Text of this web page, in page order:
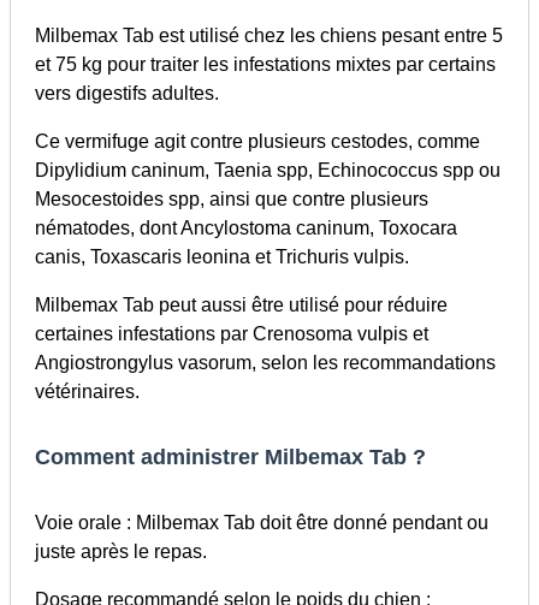
Milbemax Tab est utilisé chez les chiens pesant entre 5
et 75 kg pour traiter les infestations mixtes par certains
vers digestifs adultes.
Ce vermifuge agit contre plusieurs cestodes, comme
Dipylidium caninum, Taenia spp, Echinococcus spp ou
Mesocestoides spp, ainsi que contre plusieurs
nématodes, dont Ancylostoma caninum, Toxocara
canis, Toxascaris leonina et Trichuris vulpis.
Milbemax Tab peut aussi être utilisé pour réduire
certaines infestations par Crenosoma vulpis et
Angiostrongylus vasorum, selon les recommandations
vétérinaires.
Comment administrer Milbemax Tab ?
Voie orale : Milbemax Tab doit être donné pendant ou
juste après le repas.
Dosage recommandé selon le poids du chien :